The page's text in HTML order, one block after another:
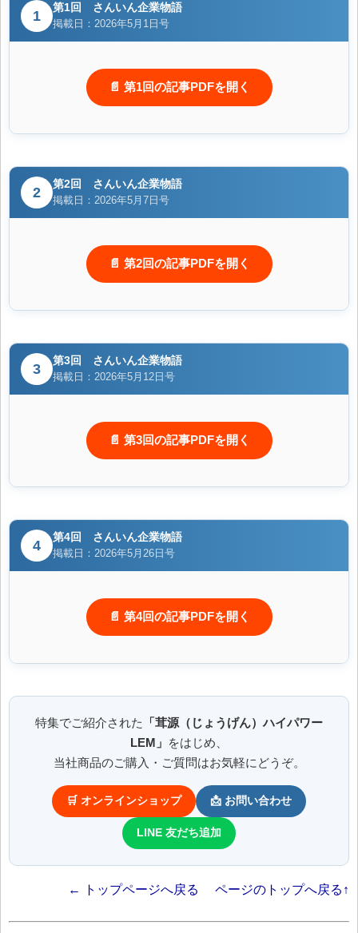
1
第1回 さんいん企業物語
掲載日：2026年5月1日号
📄 第1回の記事PDFを開く
2
第2回 さんいん企業物語
掲載日：2026年5月7日号
📄 第2回の記事PDFを開く
3
第3回 さんいん企業物語
掲載日：2026年5月12日号
📄 第3回の記事PDFを開く
4
第4回 さんいん企業物語
掲載日：2026年5月26日号
📄 第4回の記事PDFを開く
特集でご紹介された
「茸源（じょうげん）ハイパワー
LEM」 をはじめ、
当社商品のご購入・ご質問はお気軽にどうぞ。
🛒 オンラインショップ 📩 お問い合わせ
LINE 友だち追加
← トップページへ戻る ページのトップへ戻る↑